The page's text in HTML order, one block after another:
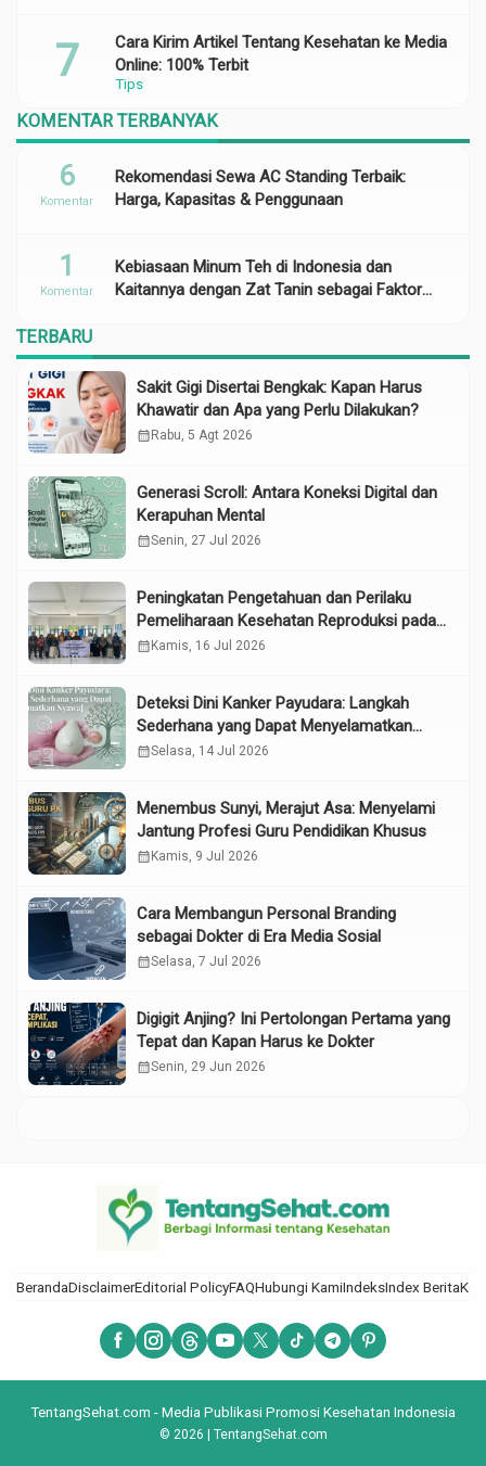
Tips
Cara Kirim Artikel Tentang Kesehatan ke Media
Online: 100% Terbit
KOMENTAR TERBANYAK
Rekomendasi Sewa AC Standing Terbaik:
Harga, Kapasitas & Penggunaan
6
Komentar
Kebiasaan Minum Teh di Indonesia dan
Kaitannya dengan Zat Tanin sebagai Faktor
1
Komentar
TERBARU
Sakit Gigi Disertai Bengkak: Kapan Harus
Khawatir dan Apa yang Perlu Dilakukan?
calendar_month Rabu, 5 Agt 2026
Generasi Scroll: Antara Koneksi Digital dan
Kerapuhan Mental
calendar_monthSenin, 27 Jul 2026
Peningkatan Pengetahuan dan Perilaku
Pemeliharaan Kesehatan Reproduksi pada
Lansia melalui Edukasi dan Konseling di
calendar_month Kamis, 16 Jul 2026
Deteksi Dini Kanker Payudara: Langkah
Sederhana yang Dapat Menyelamatkan
Nyawa
calendar_monthSelasa, 14 Jul 2026
Menembus Sunyi, Merajut Asa: Menyelami
Jantung Profesi Guru Pendidikan Khusus
calendar_month Kamis, 9 Jul 2026
Cara Membangun Personal Branding
sebagai Dokter di Era Media Sosial
calendar_monthSelasa, 7 Jul 2026
Digigit Anjing? Ini Pertolongan Pertama yang
Tepat dan Kapan Harus ke Dokter
calendar_monthSenin, 29 Jun 2026
BerandaDisclaimerEditorial PolicyFAQHubungi KamiIndeksIndex Berita
TentangSehat.com - Media Publikasi Promosi Kesehatan Indonesia
© 2026 | TentangSehat.com